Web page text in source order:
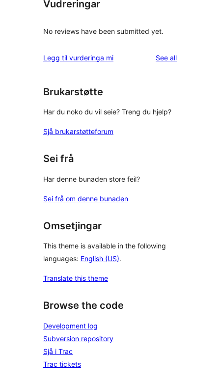
Vudreringar
No reviews have been submitted yet.
Legg til vurderinga mi See allreviews
Brukarstøtte
Har du noko du vil seie? Treng du hjelp?
Sjå brukarstøtteforum
Sei frå
Har denne bunaden store feil?
Sei frå om denne bunaden
Omsetjingar
This theme is available in the following
languages: English (US).
Translate this theme
Browse the code
Development log
Subversion repository
Sjå i Trac
Trac tickets